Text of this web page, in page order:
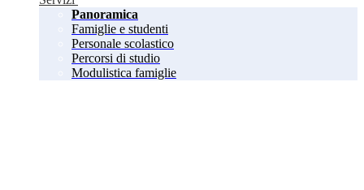
Panoramica
Famiglie e studenti
Personale scolastico
Percorsi di studio
Modulistica famiglie